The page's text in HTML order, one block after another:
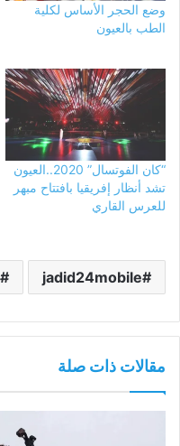
وضع الحجر الأساس لكلية
الطب بالعيون
“كان الفوتسال” 2020..العيون
تشد أنظار إفريقيا بافتتاح مبهر
للعرس القاري
jadid24mobile
مقالات ذات صلة